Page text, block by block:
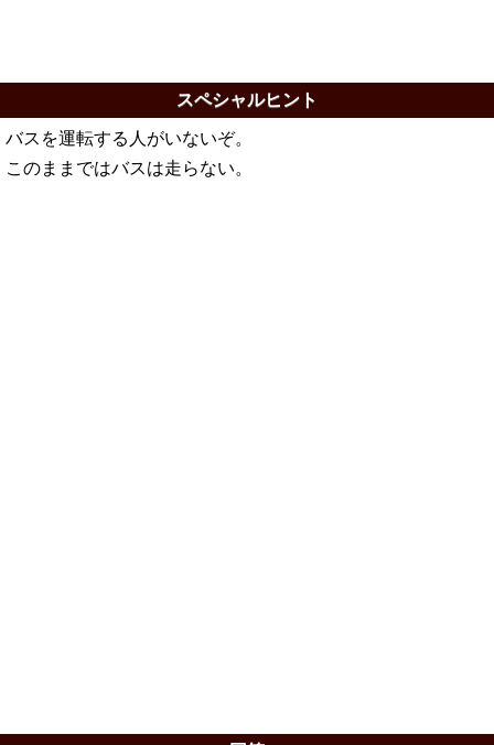
スペシャルヒント
バスを運転する人がいないぞ。
このままではバスは走らない。